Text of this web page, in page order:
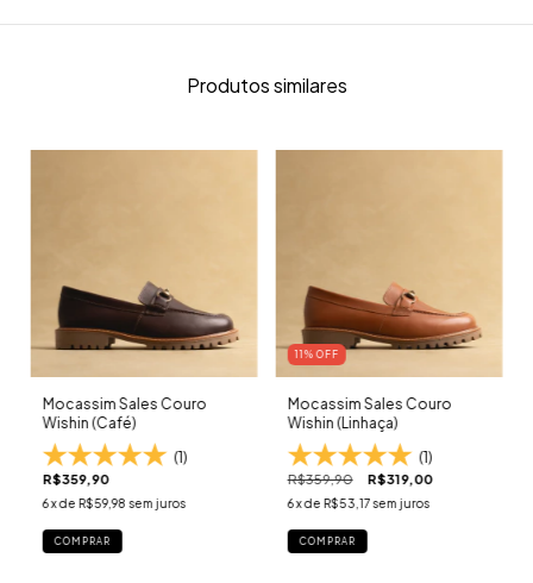
Produtos similares
Mocassim Sales Couro
Wishin (Café)
(1)
R$359,90
6x de R$59,98 sem juros
COMPRAR
11% OFF
Mocassim Sales Couro
Wishin (Linhaça)
(1)
R$359,90 R$319,00
6x de R$53,17 sem juros
COMPRAR